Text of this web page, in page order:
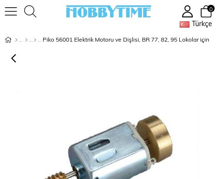
Türkçe
0
Piko 56001 Elektrik Motoru ve Dişlisi, BR 77, 82, 95 Lokolar için